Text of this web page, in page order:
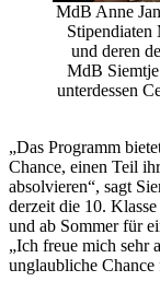
MdB Anne
Stipendiaten
und deren
MdB
unterdessen
„Das Programm
Chance, einen Teil
absolvieren“, sagt
derzeit die 10.
und ab Sommer für
„Ich freue mich sehr
unglaubliche